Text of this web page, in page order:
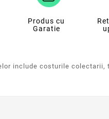
Produs cu
Garatie
include costurile colectarii,